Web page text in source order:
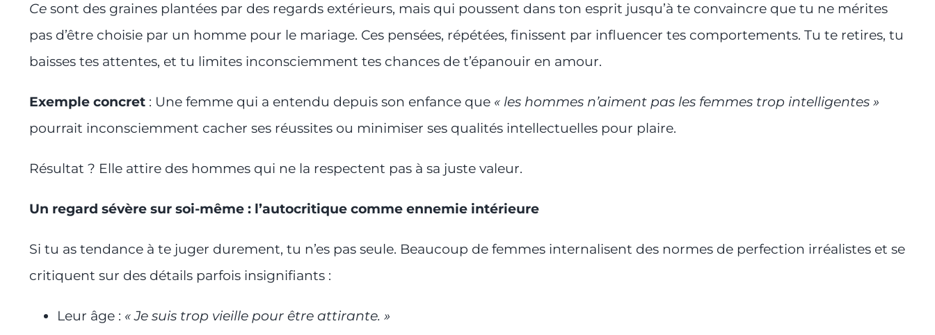
Ce sont des graines plantées par des regards extérieurs, mais qui poussent dans ton esprit jusqu’à te convaincre que tu ne mérites
pas d’être choisie par un homme pour le mariage. Ces pensées, répétées, finissent par influencer tes comportements. Tu te retires, tu
baisses tes attentes, et tu limites inconsciemment tes chances de t’épanouir en amour.
Exemple concret: Une femme qui a entendu depuis son enfance que « les hommes n’aiment pas les femmes trop intelligentes »
pourrait inconsciemment cacher ses réussites ou minimiser ses qualités intellectuelles pour plaire.
Résultat ? Elle attire des hommes qui ne la respectent pas à sa juste valeur.
Un regard sévère sur soi-même : l’autocritique comme ennemie intérieure
Si tu as tendance à te juger durement, tu n’es pas seule. Beaucoup de femmes internalisent des normes de perfection irréalistes et se
critiquent sur des détails parfois insignifiants :
Leur âge : « Je suis trop vieille pour être attirante. »